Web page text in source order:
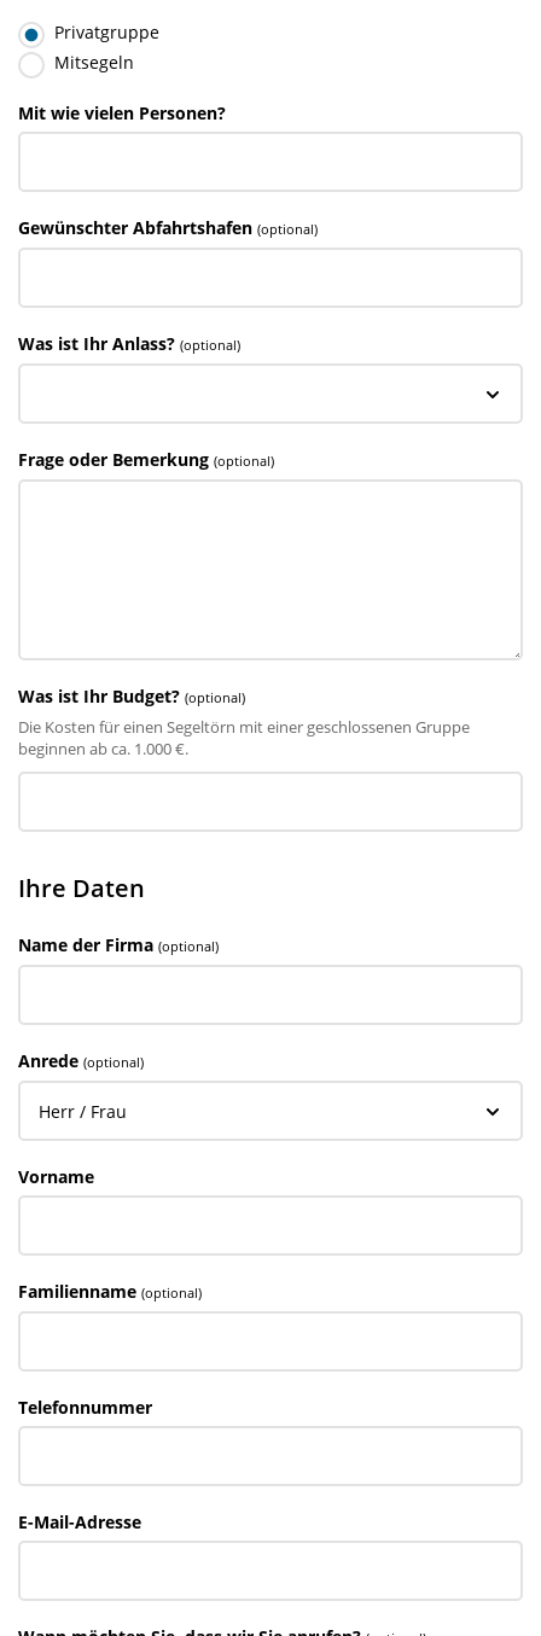
Privatgruppe
Mitsegeln
Mit wie vielen Personen?
Gewünschter Abfahrtshafen (optional)
Was ist Ihr Anlass? (optional)
Frage oder Bemerkung (optional)
Was ist Ihr Budget? (optional)
Die Kosten für einen Segeltörn mit einer geschlossenen Gruppe
beginnen ab ca. 1.000 €.
Ihre Daten
Name der Firma (optional)
Anrede (optional)
Vorname
Familienname (optional)
Telefonnummer
E-Mail-Adresse